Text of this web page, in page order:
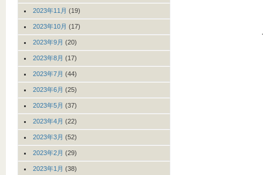
2023年11月 (19)
2023年10月 (17)
2023年9月 (20)
2023年8月 (17)
2023年7月 (44)
2023年6月 (25)
2023年5月 (37)
2023年4月 (22)
2023年3月 (52)
2023年2月 (29)
2023年1月 (38)